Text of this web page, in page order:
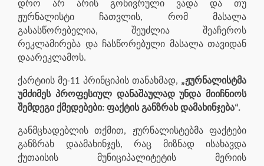
დრო არ არის გონივრული ვადა და თუ
ჟურნალისტი ჩათვლის, რომ მასალა
გასასწორებელია, შეუძლია შეაჩეროს
რეკლამირება და ჩასწორებული მასალა თავიდან
დაარეკლამოს.
ქარტიის მე-11 პრინციპის თანახმად, „ჟურნალისტმა
უმძიმეს პროფესიულ დანაშაულად უნდა მიიჩნიოს
შემდეგი ქმედებები: ფაქტის განზრახ დამახინჯება“.
განმცხადებლის თქმით, ჟურნალისტებმა ფაქტები
განზრახ დაამახინჯეს, რაც მიზნად ისახავდა
ქუთაისის მუნიციპალიტეტის მერიის